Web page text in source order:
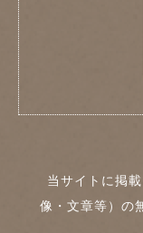
当サイトに掲
像・文章等）の